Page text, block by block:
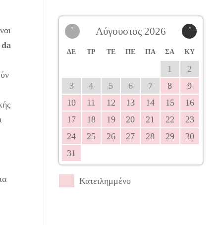
' '
Αύγουστος 2026
ΔΕ ΤΡ ΤΕ ΠΕ ΠΑ ΣΑ ΚΥ
1
2
3
4 5 6 7 8
9
10
11 12 13 14 15
16
17
18 19 20 21 22
23
24
25 26 27 28 29
30
31
Κατειλημμένο